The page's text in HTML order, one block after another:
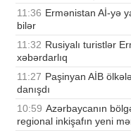
11:36 Ermənistan Aİ-yə
bilər
11:32 Rusiyalı turistlər
xəbərdarlıq
11:27 Paşinyan AİB
danışdı
10:59 Azərbaycanın
regional inkişafın yeni